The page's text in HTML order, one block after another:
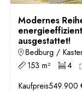
Modernes
ausgestattet!
Bedburg /
153 m²
4
Kaufpreis549.900